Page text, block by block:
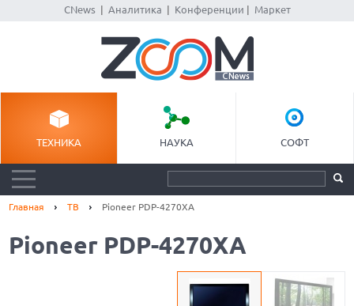
CNews| Аналитика Конференции Маркет
ТЕХНИКА НАУКА СОФТ
Главная ТВ Pioneer PDP-4270XA
Pioneer PDP-4270XA